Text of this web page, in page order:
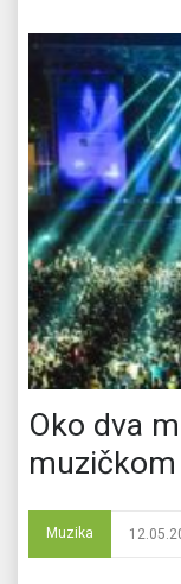
Oko dva
Muzika